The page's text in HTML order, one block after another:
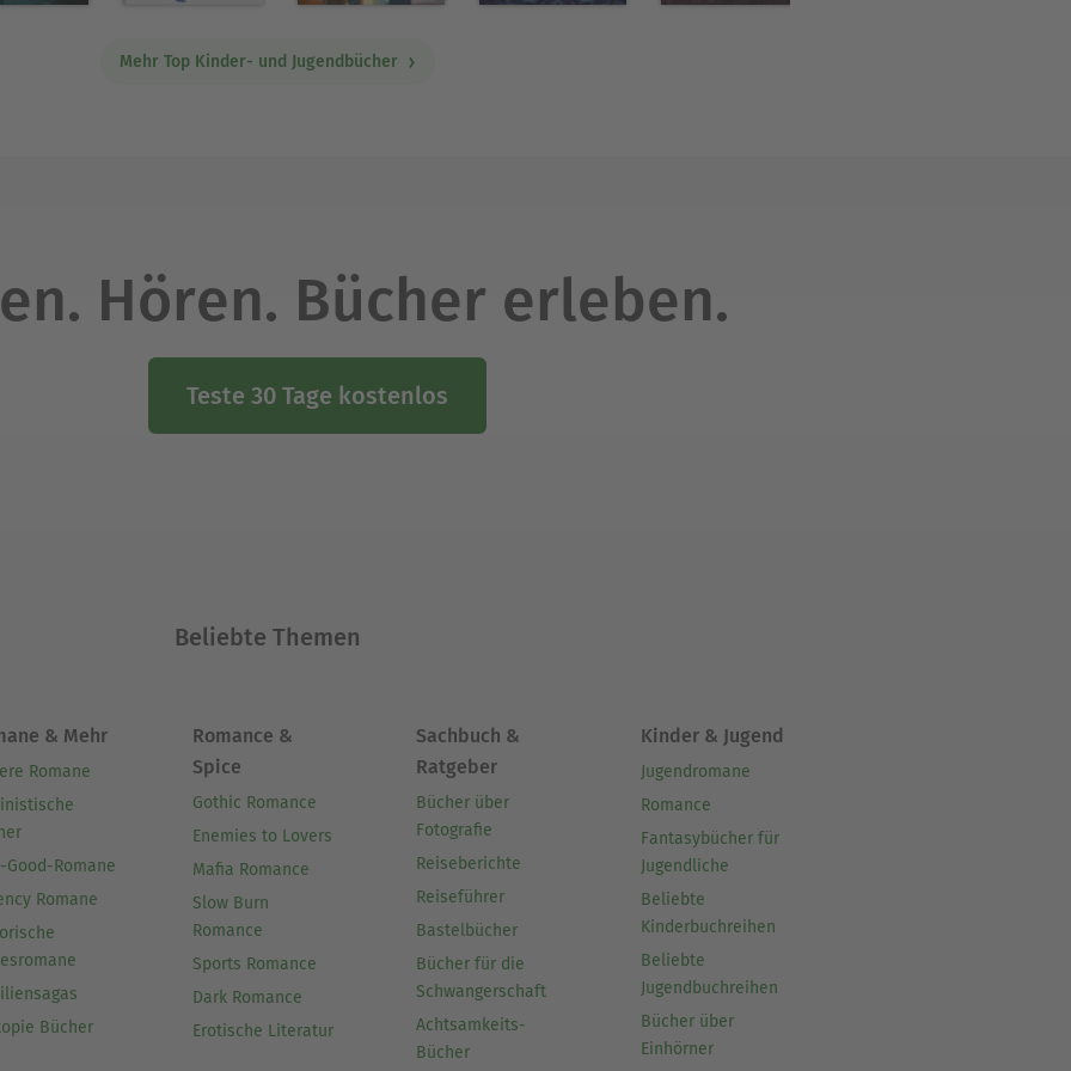
Mehr Top Kinder- und Jugendbücher
Hören. Bücher erleben.
Teste 30 Tage kostenlos
Beliebte Themen
& Mehr
Romane
Good-Romane
Romane
Bücher
Romance &
Spice
Gothic Romance
Enemies to Lovers
Mafia Romance
Slow Burn
Romance
Sports Romance
Dark Romance
Erotische Literatur
Sachbuch &
Ratgeber
Bücher über
Fotografie
Reiseberichte
Reiseführer
Bastelbücher
Bücher für die
Schwangerschaft
Achtsamkeits-
Bücher
Kinder & Jugend
Jugendromane
Romance
Fantasybücher für
Jugendliche
Beliebte
Kinderbuchreihen
Beliebte
Jugendbuchreihen
Bücher über
Einhörner